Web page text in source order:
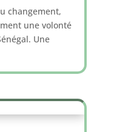
changement,
une volonté
Une